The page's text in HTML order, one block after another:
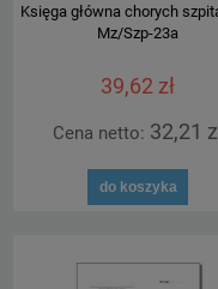
Księga główna chorych
Mz/Szp-23a
39,62 zł
Cena netto: 32,21
do koszyka